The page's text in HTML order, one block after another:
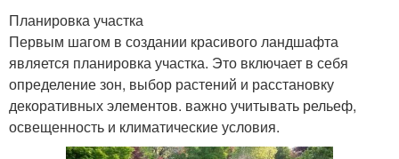
Планировка участка
Первым шагом в создании красивого ландшафта
является планировка участка. Это включает в себя
определение зон, выбор растений и расстановку
декоративных элементов. важно учитывать рельеф,
освещенность и климатические условия.